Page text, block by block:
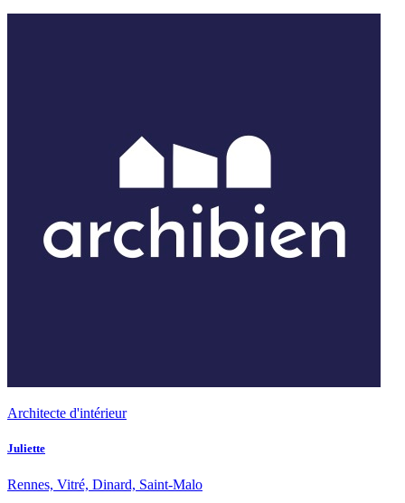
Architecte d'intérieur
Juliette
Rennes, Vitré, Dinard, Saint-Malo